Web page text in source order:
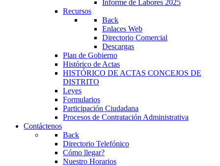
Informe de Labores 2025
Recursos
Back
Enlaces Web
Directorio Comercial
Descargas
Plan de Gobierno
Histórico de Actas
HISTÓRICO DE ACTAS CONCEJOS DE
DISTRITO
Leyes
Formularios
Participación Ciudadana
Procesos de Contratación Administrativa
Contáctenos
Back
Directorio Telefónico
Cómo llegar?
Nuestro Horarios